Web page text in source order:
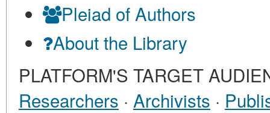
Pleiad of Authors
About the Library
PLATFORM'S TARGET
Researchers · Archivists ·